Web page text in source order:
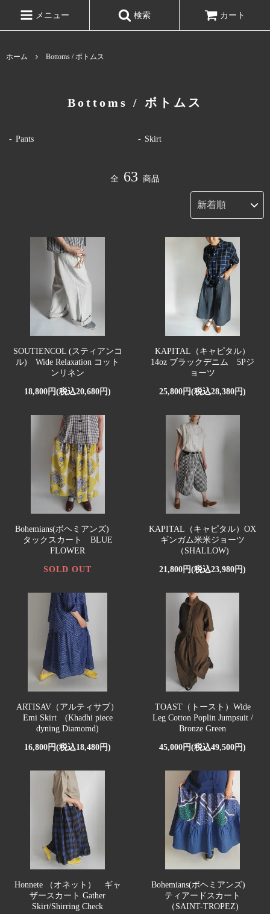
メニュー 検索 カート
ホーム Bottoms / ボトムス
Bottoms / ボトムス
Pants Skirt
全 63 商品
SOUTIENCOL (スティアンコ
ル) Wide Relaxation コット
ンリネン
18,800円(税込20,680円)
KAPITAL（キャピタル）
14oz ブラックデニム 5Pジ
ョーツ
25,800円(税込28,380円)
Bohemians(ボヘミアンズ)
タックスカート BLUE
FLOWER
SOLD OUT
KAPITAL（キャピタル）OX
ギンガム米米ジョーツ
（SHALLOW)
21,800円(税込23,980円)
ARTISAV（アルティサブ）
Emi Skirt (Khadhi piece
dyning Diamomd)
16,800円(税込18,480円)
TOAST（トースト）Wide
Leg Cotton Poplin Jumpsuit /
Bronze Green
45,000円(税込49,500円)
Honnete （オネット） ギャ
ザースカート Gather
Skirt/Shirring Check
Bohemians(ボヘミアンズ)
ティアードスカート
（SAINT-TROPEZ)